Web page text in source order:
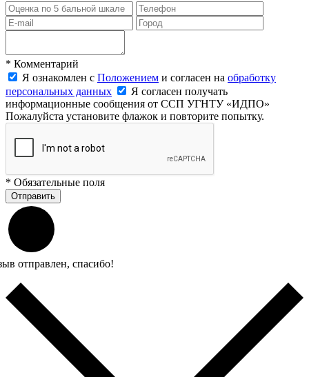
* Комментарий
Я ознакомлен с Положением и согласен на обработку
персональных данных
Я согласен получать
информационные сообщения от ССП УГНТУ «ИДПО»
Пожалуйста установите флажок и повторите попытку.
* Обязательные поля
Отправить
отправлен, спасибо!